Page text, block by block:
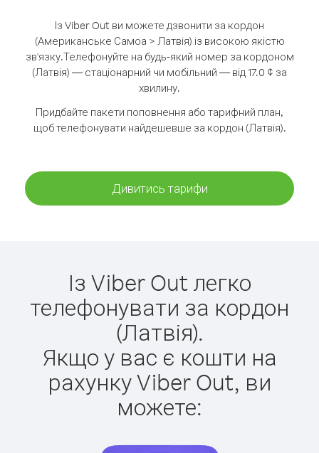
Із Viber Out ви можете дзвонити за кордон
(Американське Самоа > Латвія) із високою якістю
зв'язку.Телефонуйте на будь-який номер за кордоном
(Латвія) — стаціонарний чи мобільний — від 17.0 ¢ за
хвилину.
Придбайте пакети поповнення або тарифний план,
щоб телефонувати найдешевше за кордон (Латвія).
Дивитись тарифи
Із Viber Out легко
телефонувати за кордон
(Латвія).
Якщо у вас є кошти на
рахунку Viber Out, ви
можете: